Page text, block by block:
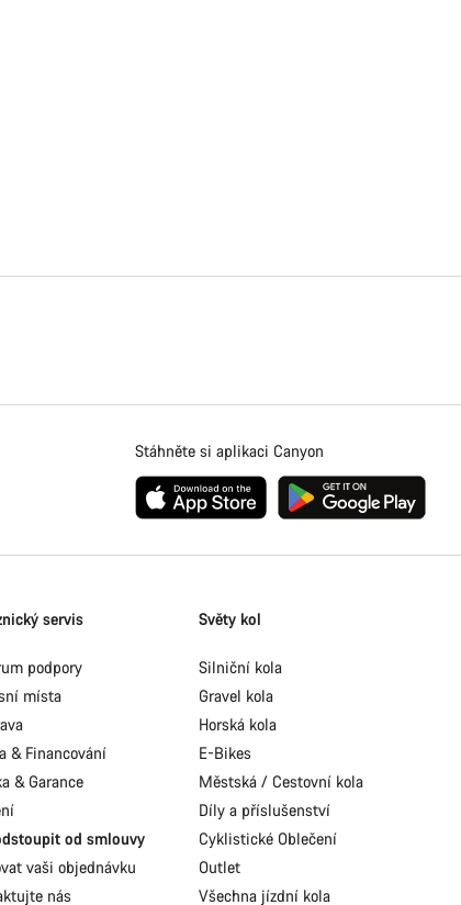
Stáhněte si aplikaci Canyon
servis
podpory
místa
& Financování
& Garance
od smlouvy
vaši objednávku
nás
Světy kol
Silniční kola
Gravel kola
Horská kola
E-Bikes
Městská / Cestovní kola
Díly a příslušenství
Cyklistické Oblečení
Outlet
Všechna jízdní kola